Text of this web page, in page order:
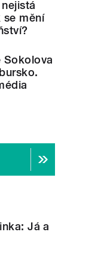
se mění
Sokolova
Já a